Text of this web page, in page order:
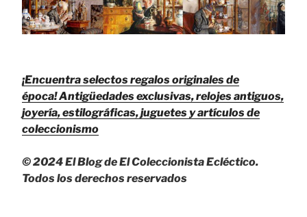
¡Encuentra selectos regalos originales de
época!Antigüedades exclusivas, relojes antiguos,
joyería, estilográficas, juguetes y artículos de
coleccionismo
© 2024 El Blog de El Coleccionista Ecléctico.
Todos los derechos reservados